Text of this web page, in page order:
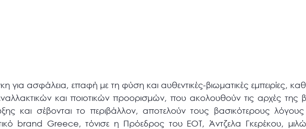
για ασφάλεια, επαφή με τη φύση και αυθεντικές-βιωματικές εμπειρίες,
και ποιοτικών προορισμών, που ακολουθούν τις αρχές της
και σέβονται το περιβάλλον, αποτελούν τους βασικότερους λόγους
brand Greece, τόνισε η Πρόεδρος του ΕΟΤ, Άντζελα Γκερέκου,